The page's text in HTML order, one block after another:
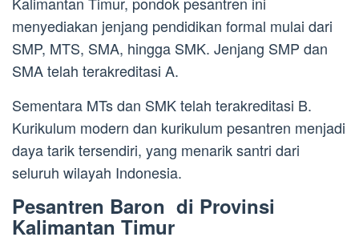
menyediakan jenjang pendidikan formal mulai dari
SMP, MTS, SMA, hingga SMK. Jenjang SMP dan
SMA telah terakreditasi A.
Sementara MTs dan SMK telah terakreditasi B.
Kurikulum modern dan kurikulum pesantren menjadi
daya tarik tersendiri, yang menarik santri dari
seluruh wilayah Indonesia.
Pesantren Baron di Provinsi
Kalimantan Timur